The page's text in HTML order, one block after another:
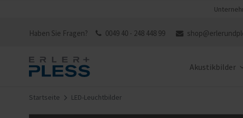
Haben Sie Fragen? 0049 40 - 248 448 99
Akustikbilder
Startseite LED-Leuchtbilder